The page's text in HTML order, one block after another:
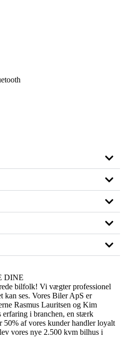
DINE
bilfolk! Vi vægter professionel
kan ses. Vores Biler ApS er
Rasmus Lauritsen og Kim
erfaring i branchen, en stærk
50% af vores kunder handler loyalt
vores nye 2.500 kvm bilhus i